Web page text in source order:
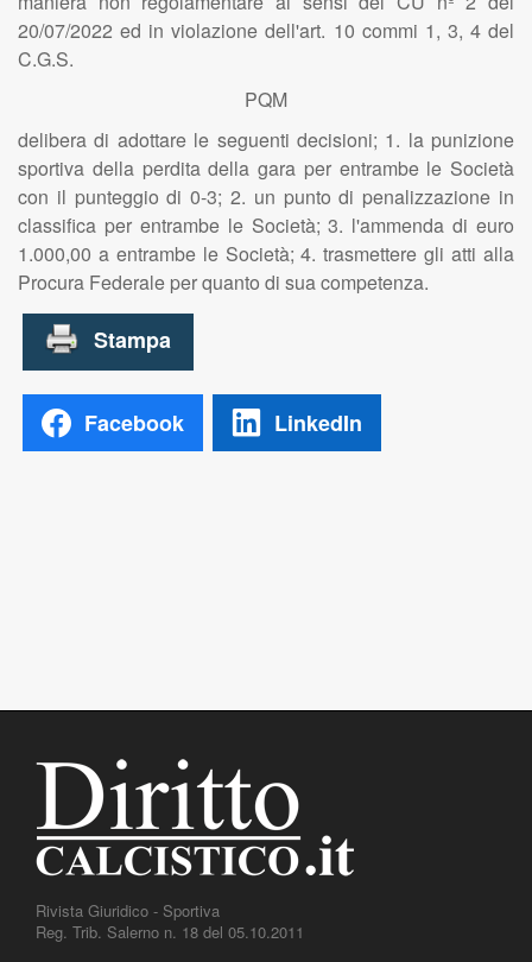
20/07/2022 ed in violazione dell'art. 10 commi 1, 3, 4 del
C.G.S.
PQM
delibera di adottare le seguenti decisioni; 1. la punizione
sportiva della perdita della gara per entrambe le Società
con il punteggio di 0-3; 2. un punto di penalizzazione in
classifica per entrambe le Società; 3. l'ammenda di euro
1.000,00 a entrambe le Società; 4. trasmettere gli atti alla
Procura Federale per quanto di sua competenza.
Facebook LinkedIn
Rivista Giuridico - Sportiva
Reg. Trib. Salerno n. 18 del 05.10.2011